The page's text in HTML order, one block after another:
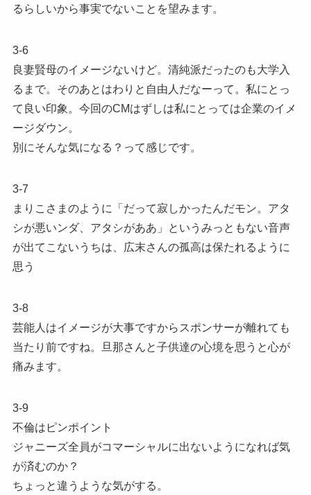
るらしいから事実でないことを望みます。
3-6
良妻賢母のイメージないけど。清純派だったのも大学入
るまで。そのあとはわりと自由人だなーって。私にとっ
て良い印象。今回のCMはずしは私にとっては企業のイメ
ージダウン。
別にそんな気になる？って感じです。
3-7
まりこさまのように「だって寂しかったんだモン。アタ
シが悪いンダ、アタシがああ」というみっともない音声
が出てこないうちは、広末さんの孤高は保たれるように
思う
3-8
芸能人はイメージが大事ですからスポンサーが離れても
当たり前ですね。旦那さんと子供達の心境を思うと心が
痛みます。
3-9
不倫はピンポイント
ジャニーズ全員がコマーシャルに出ないようになれば気
が済むのか？
ちょっと違うような気がする。